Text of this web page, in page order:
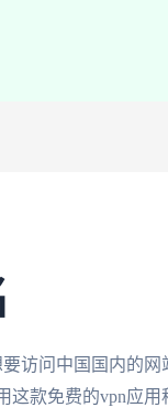
访问中国国内的
款免费的vpn应